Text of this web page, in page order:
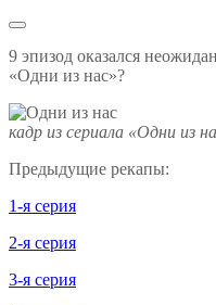
9 эпизод оказался
«Одни из нас»?
кадр из сериала «Одни из
Предыдущие рекапы:
1-я серия
2-я серия
3-я серия